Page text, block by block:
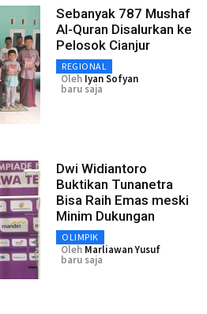
Sebanyak 787 Mushaf
Al-Quran Disalurkan ke
Pelosok Cianjur
REGIONAL
Oleh Iyan Sofyan
baru saja
Dwi Widiantoro
Buktikan Tunanetra
Bisa Raih Emas meski
Minim Dukungan
OLIMPIK
Oleh Marliawan Yusuf
baru saja